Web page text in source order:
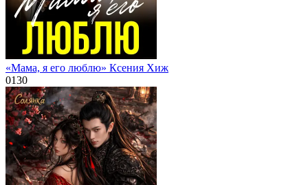
«Мама, я его люблю» Ксения Хиж
0130